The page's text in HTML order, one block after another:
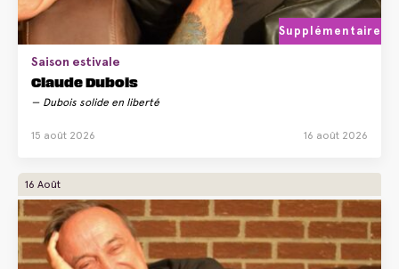
Supplémentaire
Saison estivale
Claude Dubois
Dubois solide en liberté
15 août 2026 16 août 2026
16 Août